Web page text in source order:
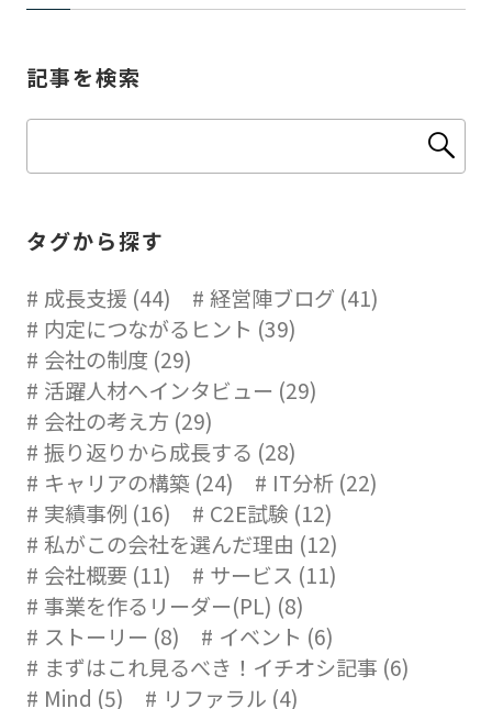
記事を検索
タグから探す
成長支援 (44)
経営陣ブログ (41)
内定につながるヒント (39)
会社の制度 (29)
活躍人材へインタビュー (29)
会社の考え方 (29)
振り返りから成長する (28)
キャリアの構築 (24)
IT分析 (22)
実績事例 (16)
C2E試験 (12)
私がこの会社を選んだ理由 (12)
会社概要 (11)
サービス (11)
事業を作るリーダー(PL) (8)
ストーリー (8)
イベント (6)
まずはこれ見るべき！イチオシ記事 (6)
Mind (5)
リファラル (4)